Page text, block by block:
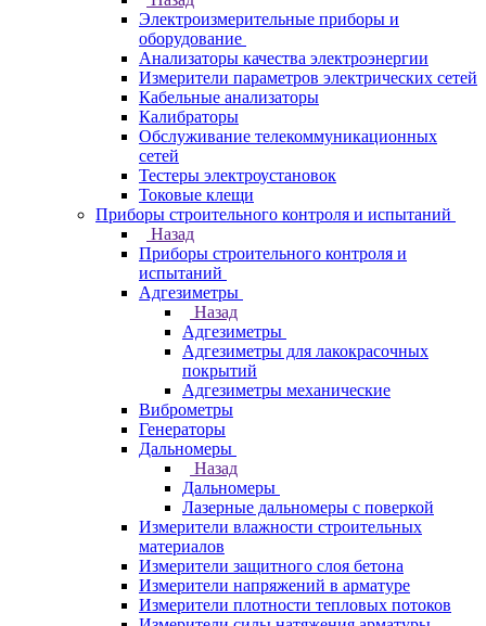
Электроизмерительные приборы и
оборудование
Анализаторы качества электроэнергии
Измерители параметров электрических сетей
Кабельные анализаторы
Калибраторы
Обслуживание телекоммуникационных
сетей
Тестеры электроустановок
Токовые клещи
Приборы строительного контроля и испытаний
Назад
Приборы строительного контроля и
испытаний
Адгезиметры
Назад
Адгезиметры
Адгезиметры для лакокрасочных
покрытий
Адгезиметры механические
Виброметры
Генераторы
Дальномеры
Назад
Дальномеры
Лазерные дальномеры с поверкой
Измерители влажности строительных
материалов
Измерители защитного слоя бетона
Измерители напряжений в арматуре
Измерители плотности тепловых потоков